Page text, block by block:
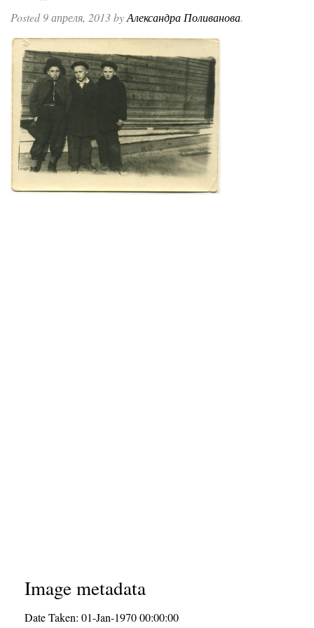
Posted9 апреля, 2013byАлександра Поливанова.
Image metadata
Date Taken: 01-Jan-1970 00:00:00